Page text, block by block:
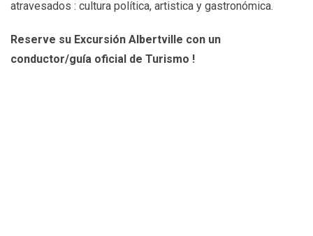
atravesados : cultura política, artistica y gastronómica.
Reserve su Excursión Albertville con un
conductor/guía oficial de Turismo !